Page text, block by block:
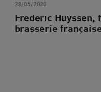
28/05/2020
Frederic Huyssen,
brasserie